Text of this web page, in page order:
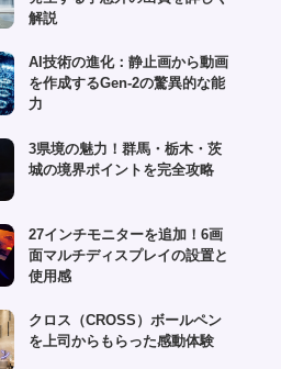
解説
AI技術の進化：静止画から動画
を作成するGen-2の驚異的な能
力
3県境の魅力！群馬・栃木・茨
城の境界ポイントを完全攻略
27インチモニターを追加！6画
面マルチディスプレイの設置と
使用感
クロス（CROSS）ボールペン
を上司からもらった感動体験